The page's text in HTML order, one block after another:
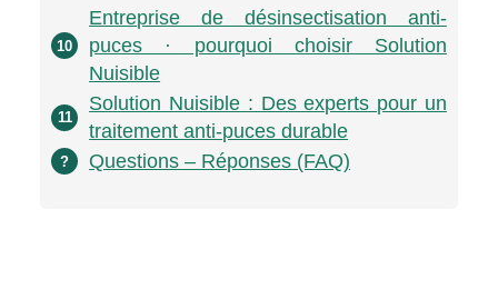
10
Entreprise de désinsectisation anti-
puces · pourquoi choisir Solution
Nuisible
11
Solution Nuisible : Des experts pour un
traitement anti-puces durable
? Questions – Réponses (FAQ)